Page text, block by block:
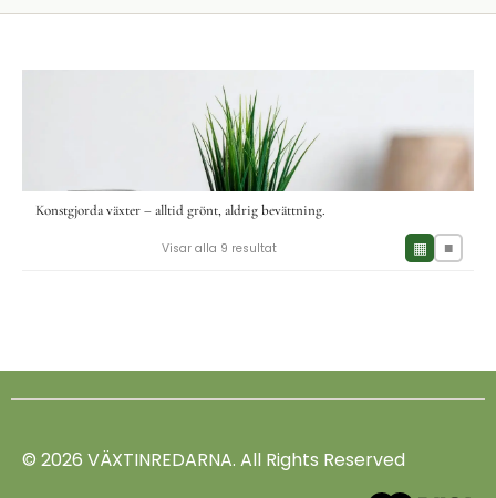
Konstgjorda växter – alltid grönt, aldrig bevättning.
Visar alla 9 resultat ▦ ■
© 2026 VÄXTINREDARNA. All Rights Reserved